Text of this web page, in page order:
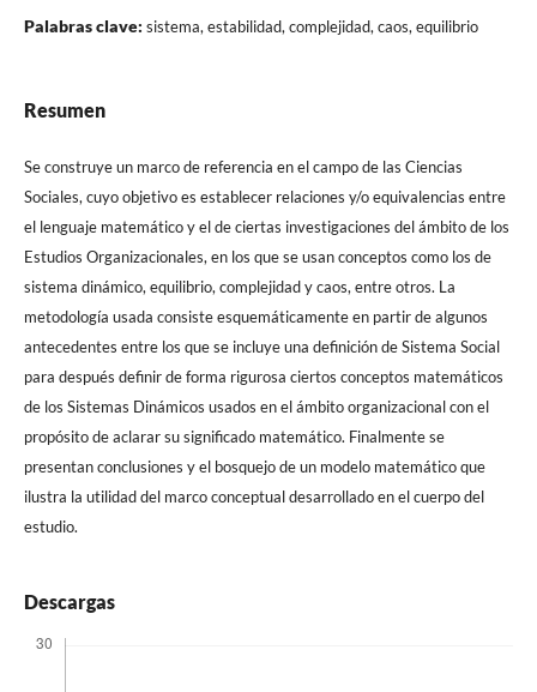
Palabras clave: sistema, estabilidad, complejidad, caos, equilibrio
Resumen
Se construye un marco de referencia en el campo de las Ciencias
Sociales, cuyo objetivo es establecer relaciones y/o equivalencias entre
el lenguaje matemático y el de ciertas investigaciones del ámbito de los
Estudios Organizacionales, en los que se usan conceptos como los de
sistema dinámico, equilibrio, complejidad y caos, entre otros. La
metodología usada consiste esquemáticamente en partir de algunos
antecedentes entre los que se incluye una definición de Sistema Social
para después definir de forma rigurosa ciertos conceptos matemáticos
de los Sistemas Dinámicos usados en el ámbito organizacional con el
propósito de aclarar su significado matemático. Finalmente se
presentan conclusiones y el bosquejo de un modelo matemático que
ilustra la utilidad del marco conceptual desarrollado en el cuerpo del
estudio.
Descargas